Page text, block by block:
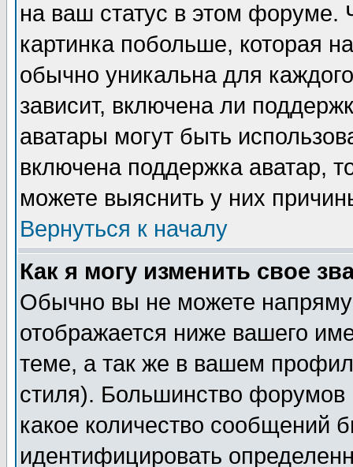
на ваш статус в этом форуме.
картинка побольше, которая
обычно уникальна для
зависит, включена ли
аватары могут быть
включена поддержка аватар,
можете выяснить у них
Вернуться к началу
Как я могу изменить свое
Обычно вы не можете
отображается ниже вашего
теме, а так же в вашем
стиля). Большинство форумов
какое количество сообщений
идентифицировать